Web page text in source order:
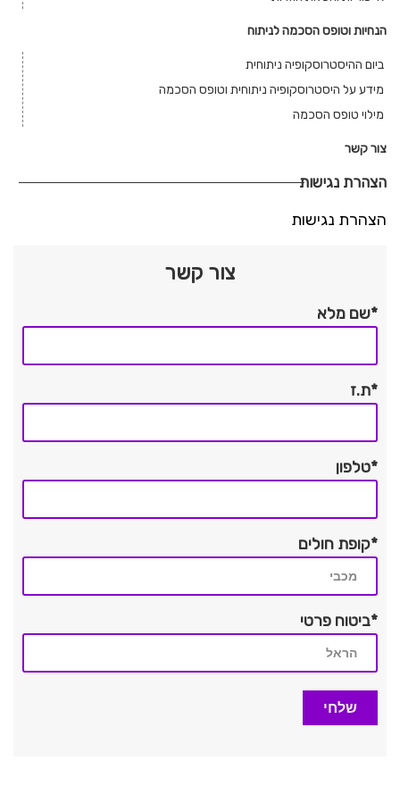
הנחיות וטופס הסכמה לניתוח
ביום ההיסטרוסקופיה ניתוחית
מידע על היסטרוסקופיה ניתוחית וטופס הסכמה
מילוי טופס הסכמה
צור קשר
הצהרת נגישות
הצהרת נגישות
צור קשר
*שם מלא
*ת.ז
*טלפון
*קופת חולים
*ביטוח פרטי